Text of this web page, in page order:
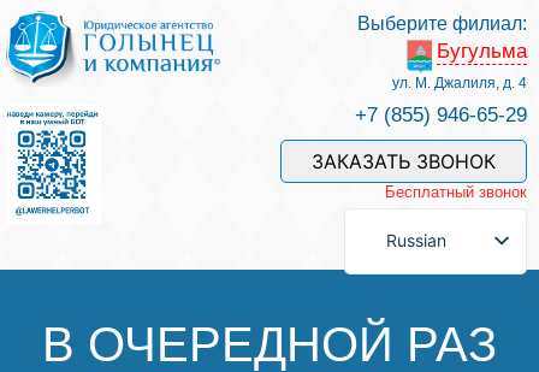
Услуги и наши специалисты
Оплата услуг
Задать вопрос
Выберите филиал:
Бугульма
ул. М. Джалиля, д. 4
+7 (855) 946-65-29
ЗАКАЗАТЬ ЗВОНОК
Бесплатный звонок
Russian
В ОЧЕРЕДНОЙ РАЗ